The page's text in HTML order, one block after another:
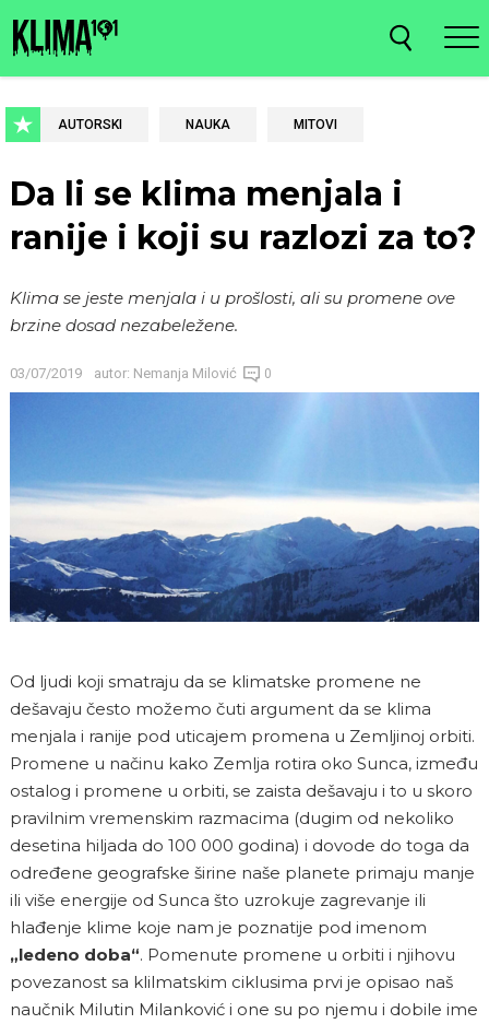
AUTORSKI NAUKA MITOVI
Da li se klima menjala i
ranije i koji su razlozi za to?
Klima se jeste menjala i u prošlosti, ali su promene ove
brzine dosad nezabeležene.
03/07/2019 autor: Nemanja Milović 0
Od ljudi koji smatraju da se klimatske promene ne
dešavaju često možemo čuti argument da se klima
menjala i ranije pod uticajem promena u Zemljinoj orbiti.
Promene u načinu kako Zemlja rotira oko Sunca, između
ostalog i promene u orbiti, se zaista dešavaju i to u skoro
pravilnim vremenskim razmacima (dugim od nekoliko
desetina hiljada do 100 000 godina) i dovode do toga da
određene geografske širine naše planete primaju manje
ili više energije od Sunca što uzrokuje zagrevanje ili
hlađenje klime koje nam je poznatije pod imenom
„ledeno doba“. Pomenute promene u orbiti i njihovu
povezanost sa klilmatskim ciklusima prvi je opisao naš
naučnik Milutin Milanković i one su po njemu i dobile ime